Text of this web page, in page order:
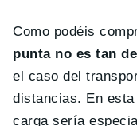
Como podéis
punta no es tan
el caso del
distancias. En
carga sería